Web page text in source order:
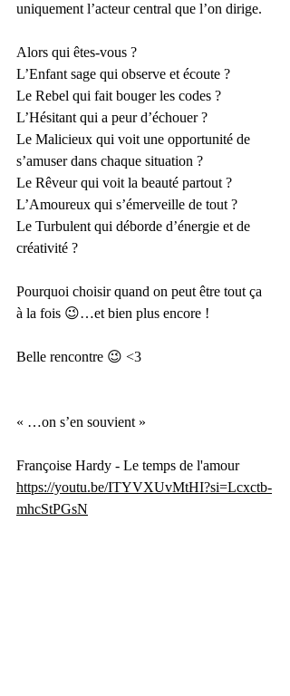
uniquement l’acteur central que l’on dirige.
Alors qui êtes-vous ?
L’Enfant sage qui observe et écoute ?
Le Rebel qui fait bouger les codes ?
L’Hésitant qui a peur d’échouer ?
Le Malicieux qui voit une opportunité de
s’amuser dans chaque situation ?
Le Rêveur qui voit la beauté partout ?
L’Amoureux qui s’émerveille de tout ?
Le Turbulent qui déborde d’énergie et de
créativité ?
Pourquoi choisir quand on peut être tout ça
à la fois 😉…et bien plus encore !
Belle rencontre 😉 <3
« …on s’en souvient »
Françoise Hardy - Le temps de l'amour
https://youtu.be/ITYVXUvMtHI?si=Lcxctb-
mhcStPGsN